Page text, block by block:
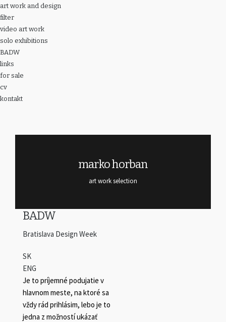
art work and design
filter
video art work
solo exhibitions
BADW
links
for sale
cv
kontakt
marko horban
art work selection
BADW
Bratislava Design Week
SK
ENG
Je to príjemné podujatie v
hlavnom meste, na ktoré sa
vždy rád prihlásim, lebo je to
jedna z možností ukázať